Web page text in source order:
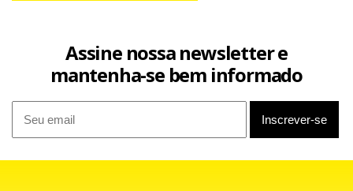
Assine nossa newsletter e
mantenha-se bem informado